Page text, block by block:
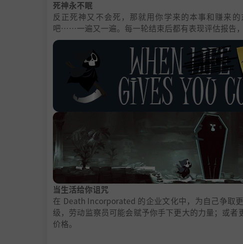
死神永不眠
反正死神又不会死，那就用你学来的本事和赚来
吧……一遍又一遍。每一轮结束后都有表现评估报告
当生活给你诅咒
在 Death Incorporated 的企业文化中，为自己争取
级，劳动监察员可能会赋予你手下更大的力量；或
价格。